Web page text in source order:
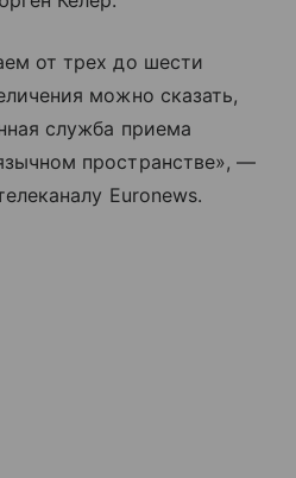
от трех до шести
можно сказать,
служба приема
пространстве», —
Euronews.